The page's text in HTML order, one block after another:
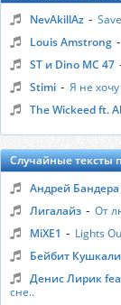
NevAkillAz -
Louis Amstrong -
ST и Dino MC 47
Stimi - Я не
The Wickeed ft.
Случайные тексты
Андрей Бандера
Лигалайз - От
MiXE1 - Lights
Бейбит
Денис Лирик
сне..